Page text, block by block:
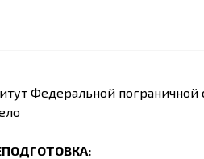
Федеральной